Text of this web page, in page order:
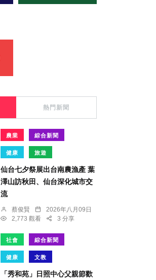
熱門新聞
農業 綜合新聞
健康 旅遊
仙台七夕祭展出台南農漁產 葉
澤山訪秋田、仙台深化城市交
流
蔡俊賢
2026年八月09日
2,773 觀看
3 分享
社會 綜合新聞
健康 文教
「秀和苑」日照中心父親節歡